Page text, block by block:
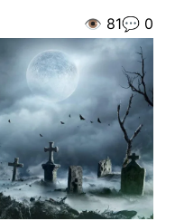
👁️ 81💬 0